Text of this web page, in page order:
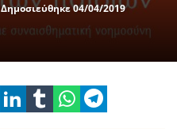
Δημοσιεύθηκε04/04/2019